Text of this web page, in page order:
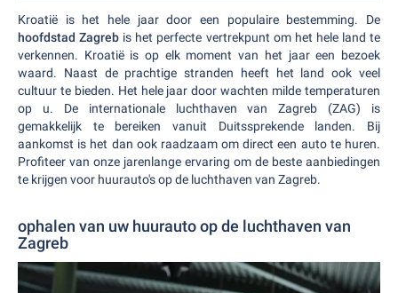
Kroatië is het hele jaar door een populaire bestemming. De
hoofdstad Zagreb is het perfecte vertrekpunt om het hele land te
verkennen. Kroatië is op elk moment van het jaar een bezoek
waard. Naast de prachtige stranden heeft het land ook veel
cultuur te bieden. Het hele jaar door wachten milde temperaturen
op u. De internationale luchthaven van Zagreb (ZAG) is
gemakkelijk te bereiken vanuit Duitssprekende landen. Bij
aankomst is het dan ook raadzaam om direct een auto te huren.
Profiteer van onze jarenlange ervaring om de beste aanbiedingen
te krijgen voor huurauto's op de luchthaven van Zagreb.
ophalen van uw huurauto op de luchthaven van
Zagreb